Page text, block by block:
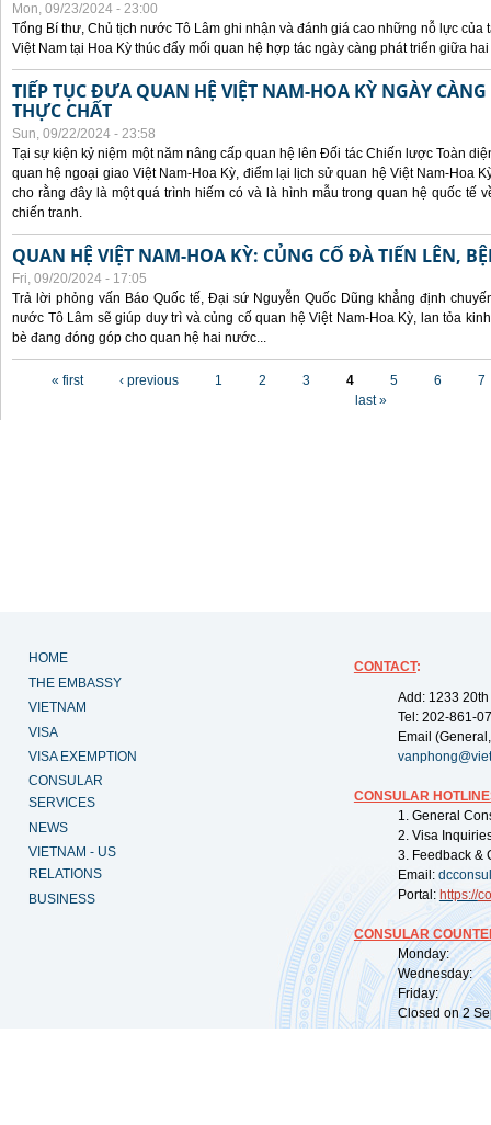
Mon, 09/23/2024 - 23:00
Tổng Bí thư, Chủ tịch nước Tô Lâm ghi nhận và đánh giá cao những nỗ lực của
Việt Nam tại Hoa Kỳ thúc đẩy mối quan hệ hợp tác ngày càng phát triển giữa
TIẾP TỤC ĐƯA QUAN HỆ VIỆT NAM-HOA KỲ NGÀY
THỰC CHẤT
Sun, 09/22/2024 - 23:58
Tại sự kiện kỷ niệm một năm nâng cấp quan hệ lên Đối tác Chiến lược Toàn
quan hệ ngoại giao Việt Nam-Hoa Kỳ, điểm lại lịch sử quan hệ Việt Nam-Hoa
cho rằng đây là một quá trình hiếm có và là hình mẫu trong quan hệ quốc tế
chiến tranh.
QUAN HỆ VIỆT NAM-HOA KỲ: CỦNG CỐ ĐÀ TIẾN LÊN,
Fri, 09/20/2024 - 17:05
Trả lời phỏng vấn Báo Quốc tế, Đại sứ Nguyễn Quốc Dũng khẳng định
nước Tô Lâm sẽ giúp duy trì và củng cố quan hệ Việt Nam-Hoa Kỳ, lan tỏa
bè đang đóng góp cho quan hệ hai nước...
« first ‹ previous 1 2 3 4 5 6
7
last »
HOME
THE EMBASSY
VIETNAM
VISA
VISA EXEMPTION
CONSULAR
SERVICES
NEWS
VIETNAM - US
RELATIONS
BUSINESS
CONTACT:
Add: 1233
Tel: 202-861-
Email
CONSULAR
1. General
2. Visa
3. Feedback &
Email:
Portal: https://
CONSULAR
Monday:
Wednesday:
Friday:
Closed on 2